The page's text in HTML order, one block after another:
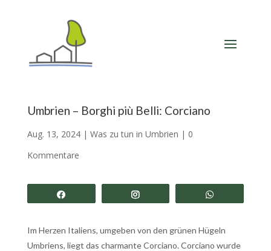
Umbrien – Borghi più Belli: Corciano
Aug. 13, 2024| Was zu tun in Umbrien | 0
Kommentare
Im Herzen Italiens, umgeben von den grünen Hügeln
Umbriens, liegt das charmante Corciano. Corciano wurde